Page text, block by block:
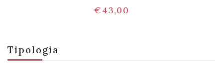
Tipologia
€43,00